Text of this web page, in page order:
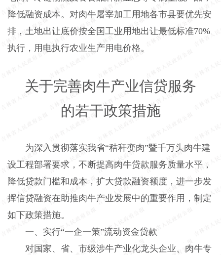
降低融资成本。对肉牛屠宰加工用地各市县要优先安
排，土地出让底价按全国工业用地出让最低标准70%
执行，用电执行农业生产用电价格。
关于完善肉牛产业信贷服务
的若干政策措施
为深入贯彻落实我省“秸秆变肉”暨千万头肉牛建
设工程部署要求，不断提高肉牛贷款服务质量水平，
降低贷款门槛和成本，扩大贷款融资额度，进一步发
挥信贷融资在助推肉牛产业发展中的重要作用，制定
如下政策措施。
一、实行“一企一策”流动资金贷款
对国家、省、市级涉牛产业化龙头企业、肉牛专